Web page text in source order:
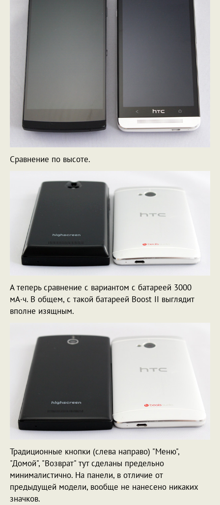
Сравнение по высоте.
А теперь сравнение с вариантом с батареей 3000
мА·ч. В общем, с такой батареей Boost II выглядит
вполне изящным.
Традиционные кнопки (слева направо) "Меню",
"Домой", "Возврат" тут сделаны предельно
минималистично. На панели, в отличие от
предыдущей модели, вообще не нанесено никаких
значков.